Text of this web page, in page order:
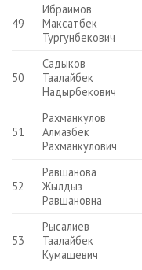
49
Ибраимов
Максатбек
Тургунбекович
50
Садыков
Таалайбек
Надырбекович
51
Рахманкулов
Алмазбек
Рахманкулович
52
Равшанова
Жылдыз
Равшановна
53
Рысалиев
Таалайбек
Кумашевич